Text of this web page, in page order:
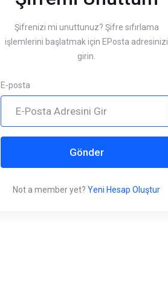
Şifrenizi mi unuttunuz? Şifre sıfırlama
işlemlerini başlatmak için EPosta adresinizi
girin.
E-posta
Gönder
Not a member yet? Yeni Hesap Oluştur